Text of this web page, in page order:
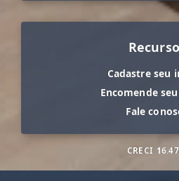
Cadastre seu
Encomende
Fale
CRECI